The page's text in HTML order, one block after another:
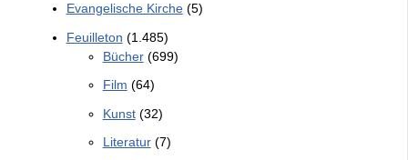
Evangelische Kirche(5)
Feuilleton (1.485)
Bücher(699)
Film (64)
Kunst(32)
Literatur(7)